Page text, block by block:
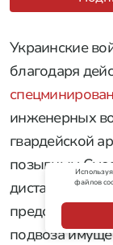
ВС РФ в зоне СВО
файлов